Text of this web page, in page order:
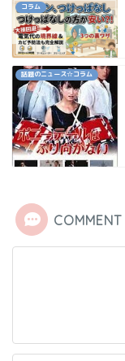
コラム
話題のニュース☆コラム
COMMENT